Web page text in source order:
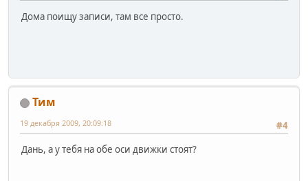
Дома поищу записи, там все просто.
Тим
#4
19 декабря 2009, 20:09:18
Дань, а у тебя на обе оси движки стоят?